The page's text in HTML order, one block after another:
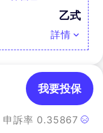
乙式
詳情
申訴率 0.35867
我要投保